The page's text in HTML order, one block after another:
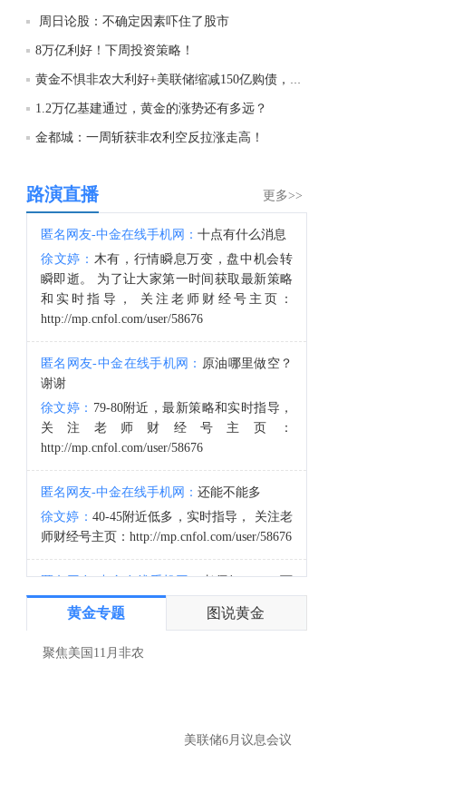
03:38:54
金十数据8月8日讯，当地时间7日获悉，伊朗议会国家安全与外交政策委员会发言人哈桑·卡什卡维表示，伊朗与阿曼已明确霍尔木兹海峡航运相关的谅解备忘录的总体框架，最终文本及具体细节将于近期对外公布。8月6日，伊朗方面公开拟议的霍尔木兹海峡战略管理方案初步文本细节，内容包括禁止敌对方面通过海峡等，违反规定者将被处以最高达货物价值20%的罚款。伊朗近期多次强调，霍尔木兹海峡相关安排应仅由伊朗和阿曼协商决定，绝不接受任何外部势力介入。而美国总统特朗普6日表示，美方正参与有关霍尔木兹海峡的谈判。（央视新闻）
03:34:11
美国商品期货交易委员会（CFTC）：截至8月4日当周，日元净空头头寸为45,473份合约。欧元净空头头寸为58,091份合约。英镑净空头头寸为57,814份合约。瑞郎净空头头寸为32,822份合约。
周日论股：不确定因素吓住了股市
8万亿利好！下周投资策略！
黄金不惧非农大利好+美联储缩减150亿购债，逆市突破1800
1.2万亿基建通过，黄金的涨势还有多远？
金都城：一周斩获非农利空反拉涨走高！
更多>>
路演直播
匿名网友-中金在线手机网： 十点有什么消息
徐文婷： 木有，行情瞬息万变，盘中机会转
瞬即逝。 为了让大家第一时间获取最新策略
和实时指导， 关注老师财经号主页：
http://mp.cnfol.com/user/58676
匿名网友-中金在线手机网： 原油哪里做空？
谢谢
徐文婷： 79-80附近，最新策略和实时指导，
关注老师财经号主页：
http://mp.cnfol.com/user/58676
匿名网友-中金在线手机网： 还能不能多
徐文婷： 40-45附近低多，实时指导， 关注老
师财经号主页：http://mp.cnfol.com/user/58676
匿名网友-中金在线手机网：老师好，4345可
以多吗？
让大家第一时间获取最新策略和实时指
匿名网友-中金在线手机网：
黄金多，看到什
黄金专题 图说黄金
聚焦美国11月非农
美联储6月议息会议